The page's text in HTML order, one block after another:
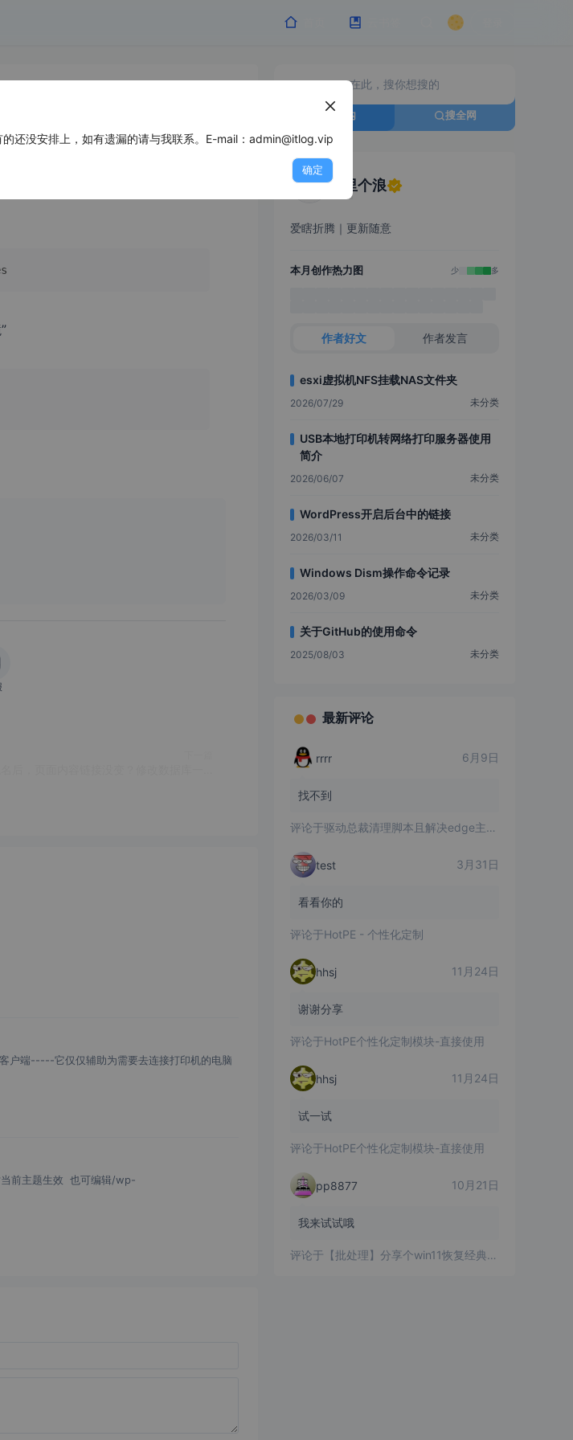
户端-----它仅仅辅助为需要去连接打印机的电脑
前主题生效 也可编辑/wp-
搜站内 搜全网
浪里个浪
爱瞎折腾｜更新随意
本月创作热力图 少 多
作者好文 作者发言
esxi虚拟机NFS挂载NAS文件夹
2026/07/29 未分类
USB本地打印机转网络打印服务器使用
简介
2026/06/07 未分类
WordPress开启后台中的链接
2026/03/11 未分类
Windows Dism操作命令记录
2026/03/09 未分类
关于GitHub的使用命令
2025/08/03 未分类
最新评论
rrrr 6月9日
找不到
评论于驱动总裁清理脚本且解决edge主页被改问题
test 3月31日
看看你的
评论于HotPE - 个性化定制
hhsj 11月24日
谢谢分享
评论于HotPE个性化定制模块-直接使用
hhsj 11月24日
试一试
评论于HotPE个性化定制模块-直接使用
pp8877 10月21日
我来试试哦
评论于 【批处理】分享个win11恢复经典右键菜单的批处理
还没安排上，如有遗漏的请与我联系。E-mail：admin@itlog.vip
确定